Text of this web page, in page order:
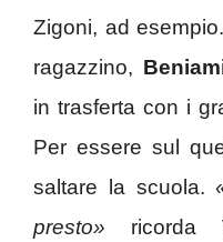
Zigoni, ad
ragazzino,
in trasferta con i
Per essere sul
saltare la scuola.
presto» ricorda